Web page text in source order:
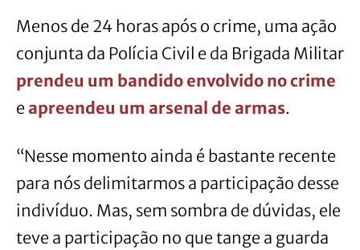
Menos de 24 horas após o crime, uma ação
conjunta da Polícia Civil e da Brigada Militar
prendeu um bandido envolvido no crime
e apreendeu um arsenal de armas.
“Nesse momento ainda é bastante recente
para nós delimitarmos a participação desse
indivíduo. Mas, sem sombra de dúvidas, ele
teve a participação no que tange a guarda